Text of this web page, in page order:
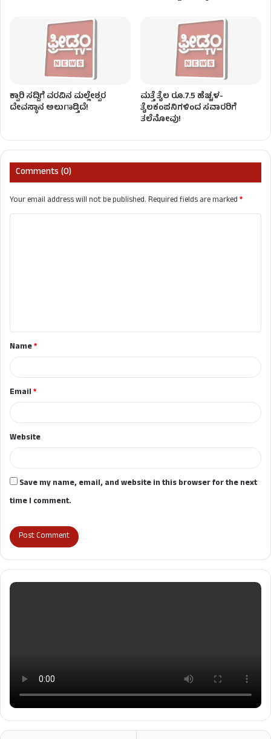
ಕ್ವಾರಿ ಸದ್ದಿಗೆ ವರವಿನ ಮಲ್ಲೇಶ್ವರ
ದೇವಸ್ಥಾನ ಅಲುಗಾಡ್ತಿದೆ!
ಮತ್ತೆ ತೈಲ ರೂ.7.5 ಹೆಚ್ಚಳ-
ತೈಲಕಂಪನಿಗಳಿಂದ ಸವಾರರಿಗೆ
ತಲೆನೋವು!
Comments (0)
Your email address will not be published.Required fields are marked*
t
*Name*
Email*
Website
Save my name, email, and website in this browser for the next
time I comment.